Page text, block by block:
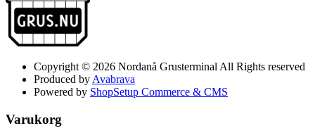
Copyright © 2026 Nordanå Grusterminal All Rights reserved
Produced by Avabrava
Powered by ShopSetup Commerce & CMS
Varukorg